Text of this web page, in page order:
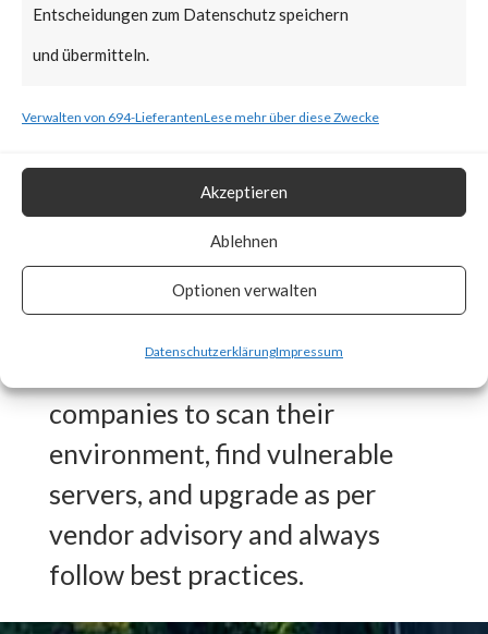
Entscheidungen zum Datenschutz speichern
und übermitteln.
Verwalten von 694-LieferantenLese mehr über diese Zwecke
Akzeptieren
Ablehnen
Optionen verwalten
DatenschutzerklärungImpressum
“Adobe.ColdFusion.IPFilterUtils.
Authentication.Bypass” to
protect any exploitations of
CVE-2023-38205 since August
2023. Also, the Endpoint
Vulnerability can detect any
vulnerable systems.
companies to scan their
environment, find vulnerable
servers, and upgrade as per
vendor advisory and always
follow best practices.